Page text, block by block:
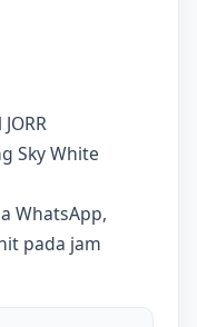
Sky White
WhatsApp,
pada jam